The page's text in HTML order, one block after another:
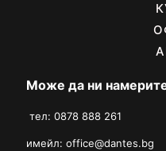
Може да ни
тел: 0878 888 261
имейл: office@dantes.bg